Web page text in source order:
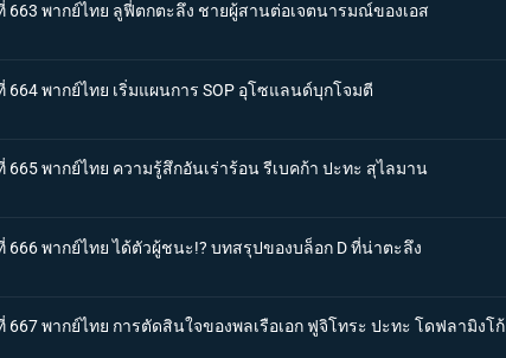
663 พากย์ไทย ลูฟี่ตกตะลึง ชายผู้สานต่อเจตนารมณ์ของเอส
664 พากย์ไทย เริ่มแผนการ SOP อุโซแลนด์บุกโจมตี
665 พากย์ไทย ความรู้สึกอันเร่าร้อน รีเบคก้า ปะทะ สุไลมาน
666 พากย์ไทย ได้ตัวผู้ชนะ!? บทสรุปของบล็อก D ที่น่าตะลึง
667 พากย์ไทย การตัดสินใจของพลเรือเอก ฟูจิโทระ ปะทะ โดฟลามิงโก้